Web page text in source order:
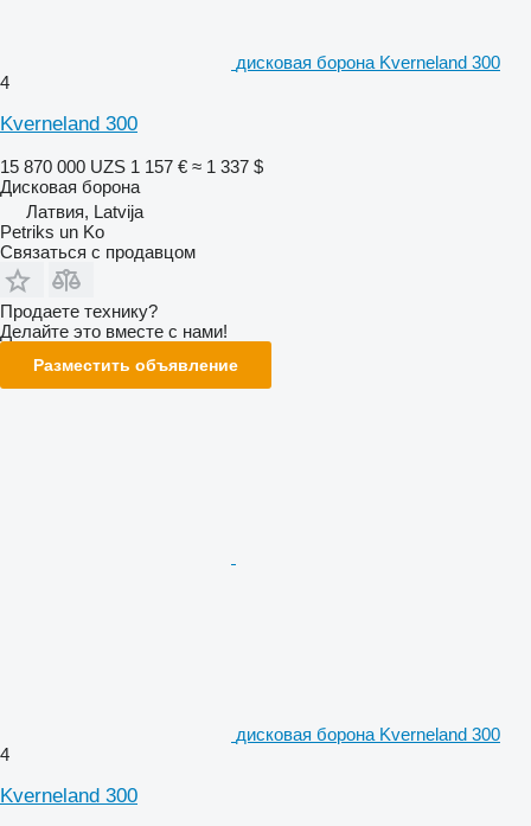
дисковая борона Kverneland 300
4
Kverneland 300
15 870 000 UZS 1 157 € ≈ 1 337 $
Дисковая борона
Латвия, Latvija
Petriks un Ko
Связаться с продавцом
Продаете технику?
Делайте это вместе с нами!
Разместить объявление
дисковая борона Kverneland 300
4
Kverneland 300